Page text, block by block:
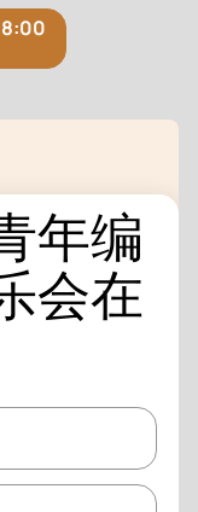
年编
会在